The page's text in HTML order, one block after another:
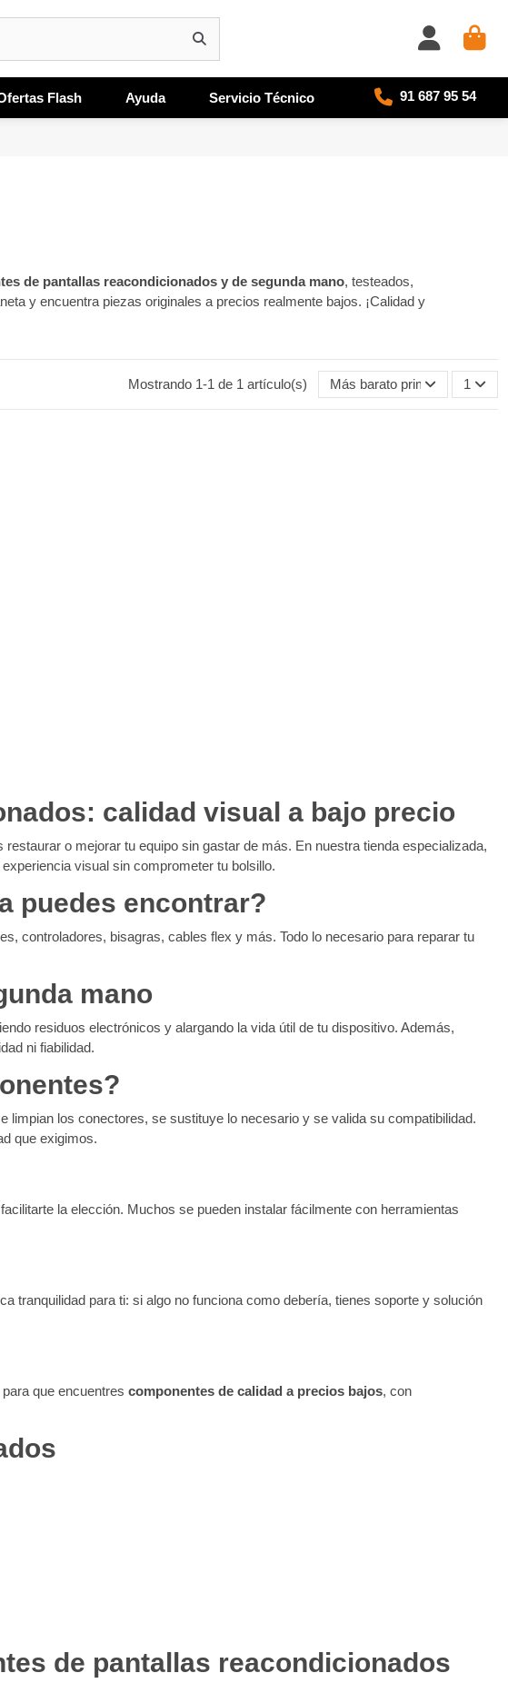
Flash Ayuda Servicio Técnico 91 687 95 54
de pantallas reacondicionados y de segunda mano, testeados,
y encuentra piezas originales a precios realmente bajos. ¡Calidad y
Mostrando 1-1 de 1 artículo(s) Más barato primero 1
calidad visual a bajo precio
o mejorar tu equipo sin gastar de más. En nuestra tienda especializada,
visual sin comprometer tu bolsillo.
puedes encontrar?
controladores, bisagras, cables flex y más. Todo lo necesario para reparar tu
mano
residuos electrónicos y alargando la vida útil de tu dispositivo. Además,
ni fiabilidad.
los conectores, se sustituye lo necesario y se valida su compatibilidad.
que exigimos.
la elección. Muchos se pueden instalar fácilmente con herramientas
tranquilidad para ti: si algo no funciona como debería, tienes soporte y solución
para que encuentrescomponentes de calidad a precios bajos, con
de pantallas reacondicionados